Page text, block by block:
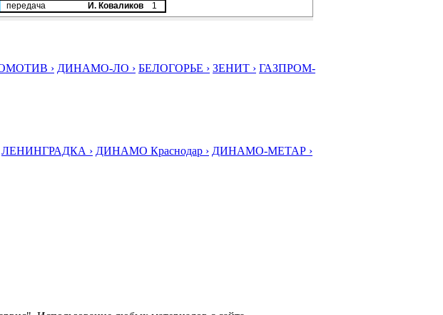
передача И. Коваликов 1
› ДИНАМО-ЛО › БЕЛОГОРЬЕ › ЗЕНИТ › ГАЗПРОМ-
ЛЕНИНГРАДКА › ДИНАМО Краснодар › ДИНАМО-МЕТАР ›